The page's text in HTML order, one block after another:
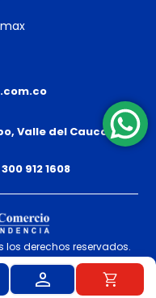
Valle del Cauca
912 1608
los derechos reservados.